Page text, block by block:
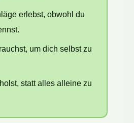
erlebst, obwohl du
um dich selbst zu
statt alles alleine zu